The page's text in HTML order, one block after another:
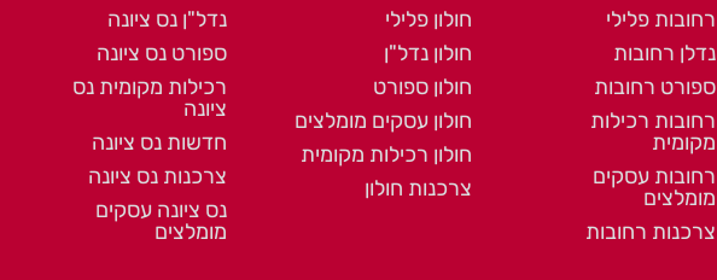
רחובות פלילי
נדלן רחובות
ספורט רחובות
רחובות רכילות
מקומית
רחובות עסקים
מומלצים
צרכנות רחובות
חולון פלילי
חולון נדל"ן
חולון ספורט
חולון עסקים מומלצים
חולון רכילות מקומית
צרכנות חולון
נדל"ן נס ציונה
ספורט נס ציונה
רכילות מקומית נס
ציונה
חדשות נס ציונה
צרכנות נס ציונה
נס ציונה עסקים
מומלצים